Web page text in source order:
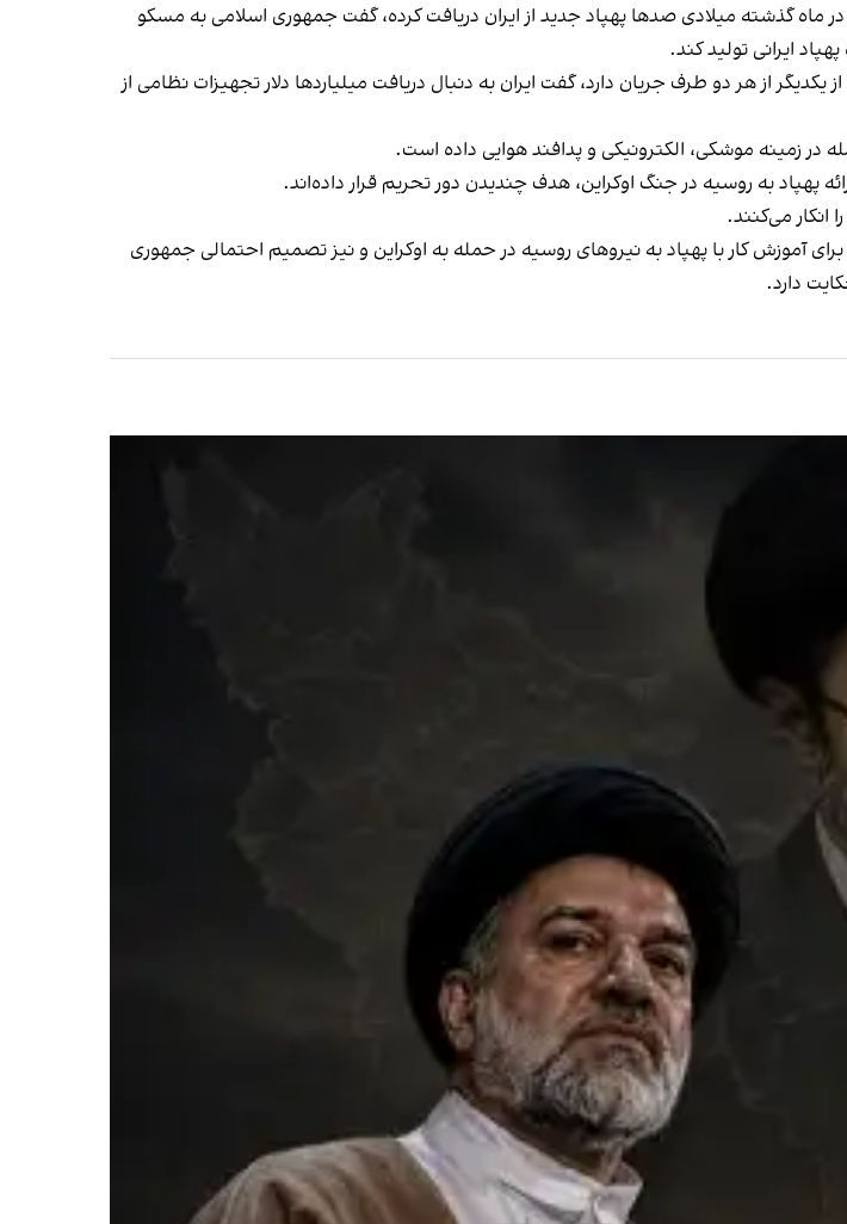
ماه گذشته میلادی صدها پهپاد جدید از ایران دریافت کرده، گفت جمهوری اسلامی به مسکو
ایرانی تولید کند.
از هر دو طرف جریان دارد، گفت ایران به دنبال دریافت میلیاردها دلار تجهیزات نظامی از
در زمینه موشکی، الکترونیکی و پدافند هوایی داده است.
پهپاد به روسیه در جنگ اوکراین، هدف چندیدن دور تحریم قرار داده‌اند.
می‌کنند.
آموزش کار با پهپاد به نیروهای روسیه در حمله به اوکراین و نیز تصمیم احتمالی جمهوری
دارد.